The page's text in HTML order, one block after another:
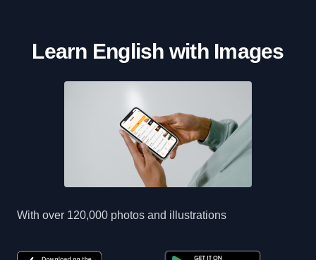
Learn English with Images
With over 120,000 photos and illustrations